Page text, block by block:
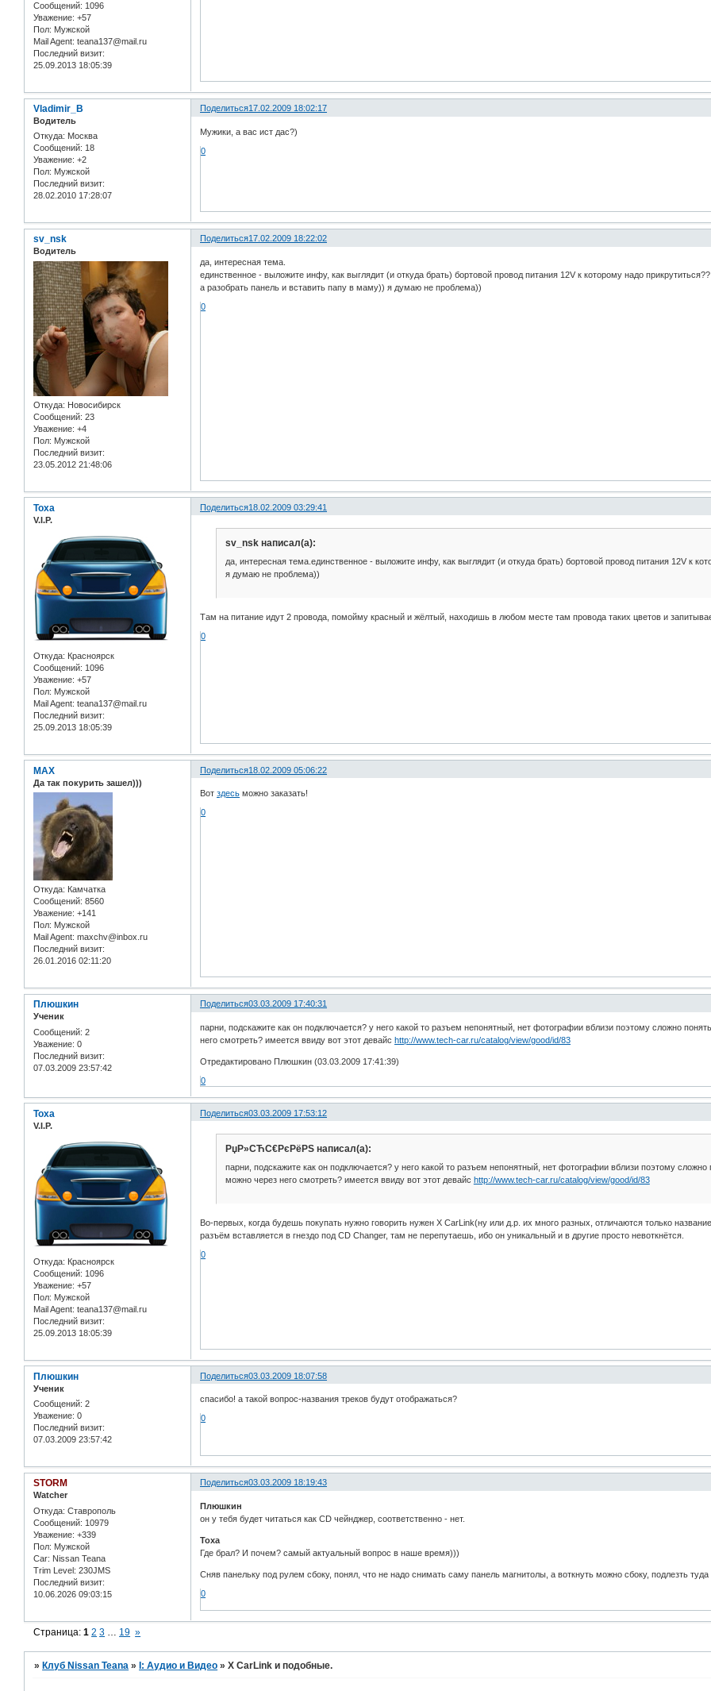
Сообщений: 1096
Уважение: +57
Пол: Мужской
Mail Agent: teana137@mail.ru
Последний визит:
25.09.2013 18:05:39
Поделиться17.02.2009 18:02:17
Vladimir_B
Водитель
Откуда: Москва
Сообщений: 18
Уважение: +2
Пол: Мужской
Последний визит:
28.02.2010 17:28:07
Мужики, а вас ист дас?)
0
Поделиться17.02.2009 18:22:02
sv_nsk
Водитель
Откуда: Новосибирск
Сообщений: 23
Уважение: +4
Пол: Мужской
Последний визит:
23.05.2012 21:48:06
да, интересная тема.
единственное - выложите инфу, как выглядит (и откуда брать) бортовой провод питания 12V к которому надо прикрутиться??
а разобрать панель и вставить папу в маму)) я думаю не проблема))
0
Поделиться18.02.2009 03:29:41
Toxa
V.I.P.
Откуда: Красноярск
Сообщений: 1096
Уважение: +57
Пол: Мужской
Mail Agent: teana137@mail.ru
Последний визит:
25.09.2013 18:05:39
sv_nsk написал(а):
да, интересная тема.единственное - выложите инфу, как выглядит (и откуда брать) бортовой провод питания 12V к
я думаю не проблема))
Там на питание идут 2 провода, помойму красный и жёлтый, находишь в любом месте там провода таких цветов и
0
Поделиться18.02.2009 05:06:22
MAX
Да так покурить зашел)))
Откуда: Камчатка
Сообщений: 8560
Уважение: +141
Пол: Мужской
Mail Agent: maxchv@inbox.ru
Последний визит:
26.01.2016 02:11:20
Вотздесь можно заказать!
0
Поделиться03.03.2009 17:40:31
Плюшкин
Ученик
Сообщений: 2
Уважение: 0
Последний визит:
07.03.2009 23:57:42
парни, подскажите как он подключается? у него какой то разъем непонятный, нет фотографии вблизи поэтому сложно
него смотреть? имеется ввиду вот этот девайсhttp://www.tech-car.ru/catalog/view/good/id/83
Отредактировано Плюшкин (03.03.2009 17:41:39)
0
Поделиться03.03.2009 17:53:12
Toxa
V.I.P.
Откуда: Красноярск
Сообщений: 1096
Уважение: +57
Пол: Мужской
Mail Agent: teana137@mail.ru
Последний визит:
25.09.2013 18:05:39
РџР»СЋС€РєРёРЅ написал(а):
парни, подскажите как он подключается? у него какой то разъем непонятный, нет фотографии вблизи поэтому
можно через него смотреть? имеется ввиду вот этот девайс http://www.tech-car.ru/catalog/view/good/id/83
Во-первых, когда будешь покупать нужно говорить нужен X CarLink(ну или д.р. их много разных, отличаются только
разъём вставляется в гнездо под CD Changer, там не перепутаешь, ибо он уникальный и в другие просто невоткнётся.
0
Поделиться03.03.2009 18:07:58
Плюшкин
Ученик
Сообщений: 2
Уважение: 0
Последний визит:
07.03.2009 23:57:42
спасибо! а такой вопрос-названия треков будут отображаться?
0
Поделиться03.03.2009 18:19:43
STORM
Watcher
Откуда: Ставрополь
Сообщений: 10979
Уважение: +339
Пол: Мужской
Car: Nissan Teana
Trim Level: 230JMS
Последний визит:
10.06.2026 09:03:15
Плюшкин
он у тебя будет читаться как CD чейнджер, соответственно - нет.
Toxa
Где брал? И почем? самый актуальный вопрос в наше время)))
Сняв панельку под рулем сбоку, понял, что не надо снимать саму панель магнитолы, а воткнуть можно сбоку, подлезть
0
Страница:1 2 3 … 19 »
» Клуб Nissan Teana » I: Аудио и Bидео »X CarLink и подобные.